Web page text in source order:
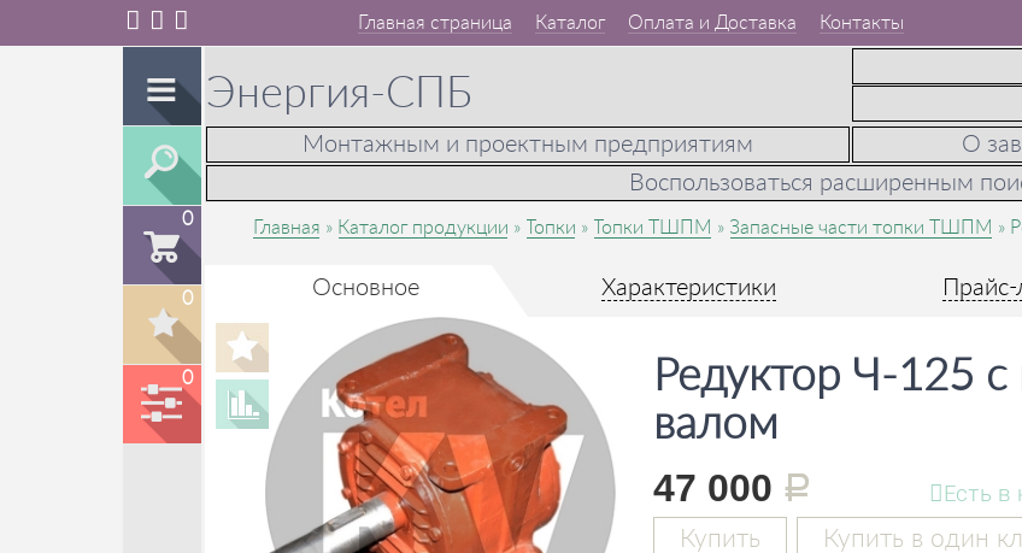
Главная страница Каталог Оплата и Доставка Контакты
0
0
0
Энергия-СПБ
Монтажным и проектным предприятиям
О
Воспользоваться расширенным
Главная Каталог продукции Топки Топки ТШПМ Запасные части топки ТШПМ
Основное Характеристики
Редуктор Ч-125
валом
47 000 руб. Есть в
Купить Купить в один